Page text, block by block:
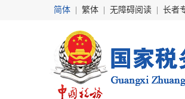
简体 繁体 无障碍阅读 长者